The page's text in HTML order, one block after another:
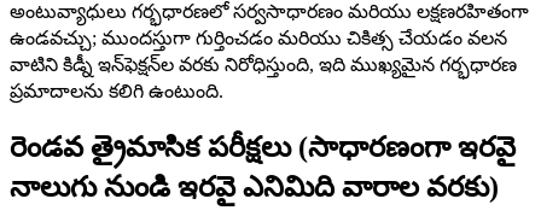
అంటువ్యాధులు గర్భధారణలో సర్వసాధారణం మరియు లక్షణరహితంగా
ఉండవచ్చు; ముందస్తుగా గుర్తించడం మరియు చికిత్స చేయడం వలన
వాటిని కిడ్నీ ఇన్‌ఫెక్షన్‌ల వరకు నిరోధిస్తుంది, ఇది ముఖ్యమైన గర్భధారణ
ప్రమాదాలను కలిగి ఉంటుంది.
రెండవ త్రైమాసిక పరీక్షలు (సాధారణంగా ఇరవై
నాలుగు నుండి ఇరవై ఎనిమిది వారాల వరకు)